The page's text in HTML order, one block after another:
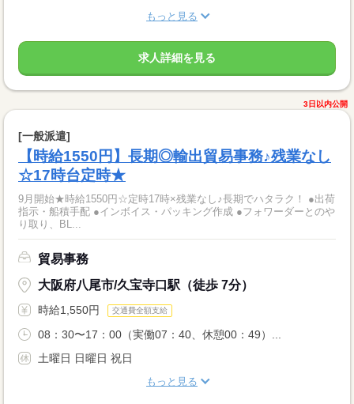
もっと見る
求人詳細を見る
3日以内公開
[一般派遣]
【時給1550円】長期◎輸出貿易事務♪残業なし
☆17時台定時★
9月開始★時給1550円☆定時17時×残業なし♪長期でハタラク！ ●出荷
指示・船積手配 ●インボイス・パッキング作成 ●フォワーダーとのや
り取り、BL...
貿易事務
大阪府八尾市/久宝寺口駅（徒歩 7分）
時給1,550円 交通費全額支給
08：30〜17：00（実働07：40、休憩00：49）...
土曜日 日曜日 祝日
もっと見る